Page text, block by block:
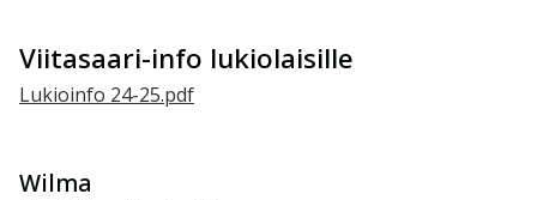
Viitasaari-info lukiolaisille
Lukioinfo 24-25.pdf
Wilma